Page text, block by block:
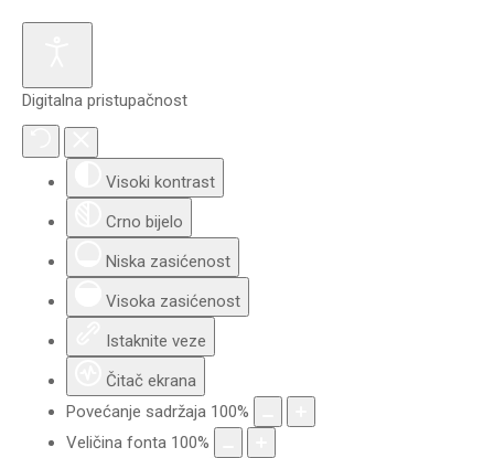
Digitalna pristupačnost
Visoki kontrast
Crno bijelo
Niska zasićenost
Visoka zasićenost
Istaknite veze
Čitač ekrana
Povećanje sadržaja 100%
Veličina fonta 100%